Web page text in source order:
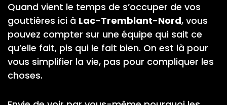
Quand vient le temps de s’occuper de vos
gouttières ici à Lac-Tremblant-Nord, vous
pouvez compter sur une équipe qui sait ce
qu’elle fait, pis qui le fait bien. On est là pour
vous simplifier la vie, pas pour compliquer les
choses.